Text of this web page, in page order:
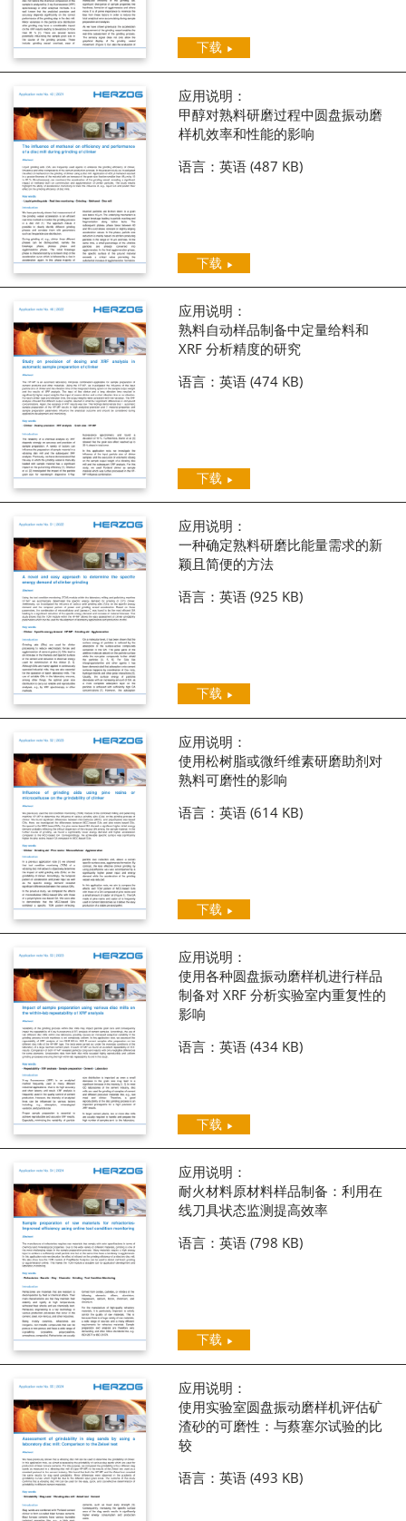
下载
应用说明：
甲醇对熟料研磨过程中圆盘振动磨
样机效率和性能的影响
语言：英语 (487 KB)
下载
应用说明：
熟料自动样品制备中定量给料和
XRF 分析精度的研究
语言：英语 (474 KB)
下载
应用说明：
一种确定熟料研磨比能量需求的新
颖且简便的方法
语言：英语 (925 KB)
下载
应用说明：
使用松树脂或微纤维素研磨助剂对
熟料可磨性的影响
语言：英语 (614 KB)
下载
应用说明：
使用各种圆盘振动磨样机进行样品
制备对 XRF 分析实验室内重复性的
影响
语言：英语 (434 KB)
下载
应用说明：
耐火材料原材料样品制备：利用在
线刀具状态监测提高效率
语言：英语 (798 KB)
下载
应用说明：
使用实验室圆盘振动磨样机评估矿
渣砂的可磨性：与蔡塞尔试验的比
较
语言：英语 (493 KB)